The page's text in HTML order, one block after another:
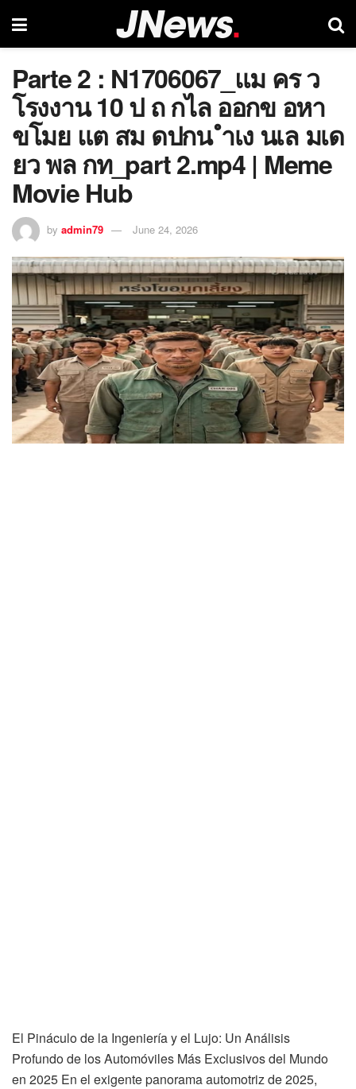
Parte 2 : N1706067_แม คร ว
โรงงาน 10 ป ถ กไล ออกข อหา
ขโมย แต สม ดปกน ำเง นเล มเด
ยว พล กท_part 2.mp4 | Meme
Movie Hub
by admin79 June 24, 2026
El Pináculo de la Ingeniería y el Lujo: Un Análisis
Profundo de los Automóviles Más Exclusivos del Mundo
en 2025 En el exigente panorama automotriz de 2025,